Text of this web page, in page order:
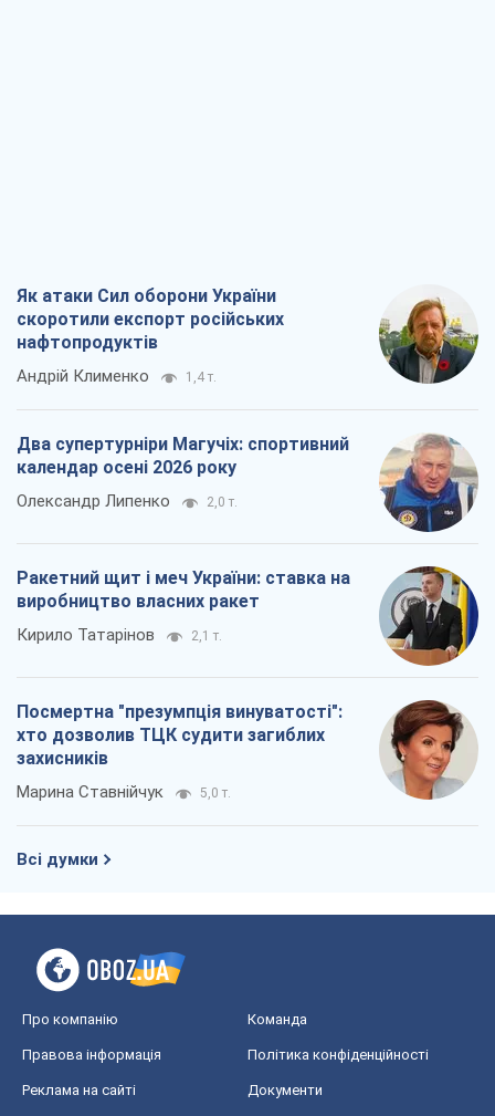
Як атаки Сил оборони України
скоротили експорт російських
нафтопродуктів
Андрій Клименко 1,4 т.
Два супертурніри Магучіх: спортивний
календар осені 2026 року
Олександр Липенко 2,0 т.
Ракетний щит і меч України: ставка на
виробництво власних ракет
Кирило Татарінов 2,1 т.
Посмертна "презумпція винуватості":
хто дозволив ТЦК судити загиблих
захисників
Марина Ставнійчук 5,0 т.
Всі думки
Про компанію Команда
Правова інформація Політика конфіденційності
Реклама на сайті Документи